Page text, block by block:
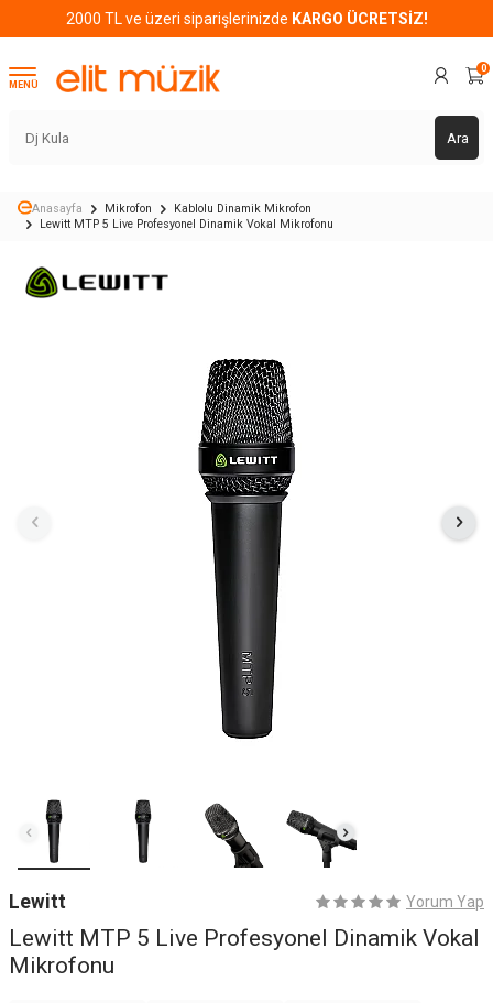
2000 TL ve üzeri siparişlerinizde KARGO ÜCRETSİZ!
MENÜ
Ara
0
Anasayfa Mikrofon
Kablolu Dinamik Mikrofon
Lewitt MTP 5 Live Profesyonel Dinamik Vokal Mikrofonu
Lewitt Yorum Yap
Lewitt MTP 5 Live Profesyonel Dinamik Vokal
Mikrofonu